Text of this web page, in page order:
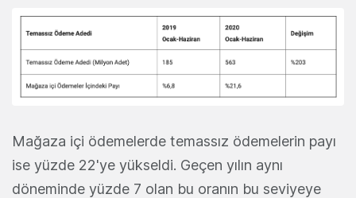
Mağaza içi ödemelerde temassız ödemelerin payı
ise yüzde 22'ye yükseldi. Geçen yılın aynı
döneminde yüzde 7 olan bu oranın bu seviyeye